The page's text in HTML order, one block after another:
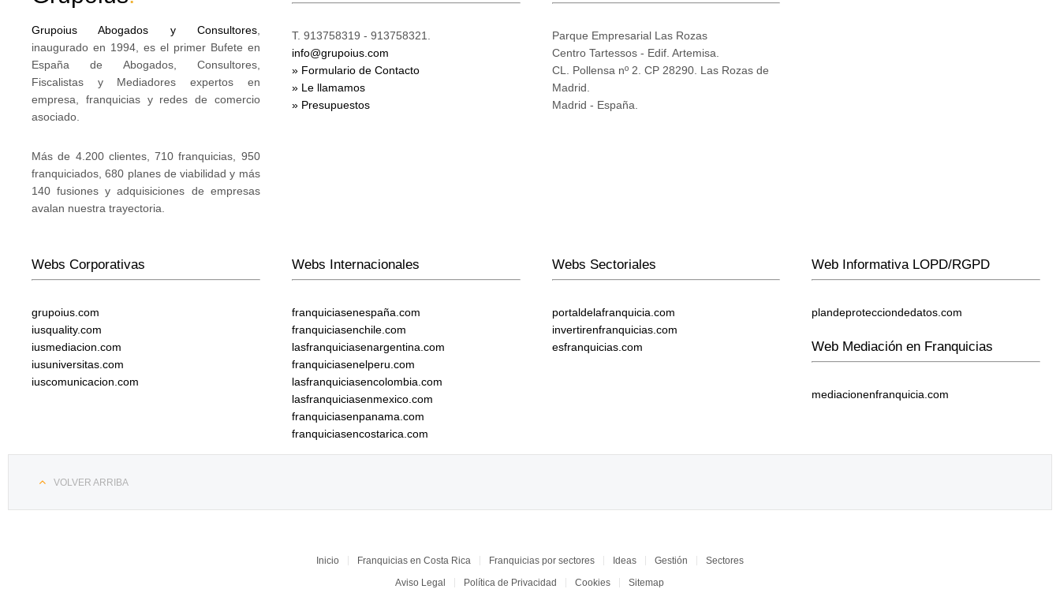
Grupoius Abogados y Consultores,
inaugurado en 1994, es el primer Bufete en
España de Abogados, Consultores,
Fiscalistas y Mediadores expertos en
empresa, franquicias y redes de comercio
asociado.
Más de 4.200 clientes, 710 franquicias, 950
franquiciados, 680 planes de viabilidad y más
140 fusiones y adquisiciones de empresas
avalan nuestra trayectoria.
T. 913758319 - 913758321.
info@grupoius.com
» Formulario de Contacto
» Le llamamos
» Presupuestos
Parque Empresarial Las Rozas
Centro Tartessos - Edif. Artemisa.
CL. Pollensa nº 2. CP 28290. Las Rozas de
Madrid.
Madrid - España.
Webs Corporativas
grupoius.com
iusquality.com
iusmediacion.com
iusuniversitas.com
iuscomunicacion.com
Webs Internacionales
franquiciasenespaña.com
franquiciasenchile.com
lasfranquiciasenargentina.com
franquiciasenelperu.com
lasfranquiciasencolombia.com
lasfranquiciasenmexico.com
franquiciasenpanama.com
franquiciasencostarica.com
Webs Sectoriales
portaldelafranquicia.com
invertirenfranquicias.com
esfranquicias.com
Web Informativa LOPD/RGPD
plandeprotecciondedatos.com
Web Mediación en Franquicias
mediacionenfranquicia.com
VOLVER ARRIBA
Inicio Franquicias en Costa Rica Franquicias por sectores Ideas Gestión
Sectores
Aviso Legal
Política de Privacidad Cookies Sitemap